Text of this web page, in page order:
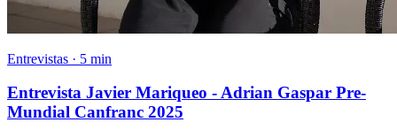
Entrevistas · 5 min
Entrevista Javier Mariqueo - Adrian Gaspar Pre-
Mundial Canfranc 2025